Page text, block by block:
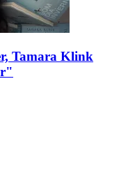
Tamara Klink